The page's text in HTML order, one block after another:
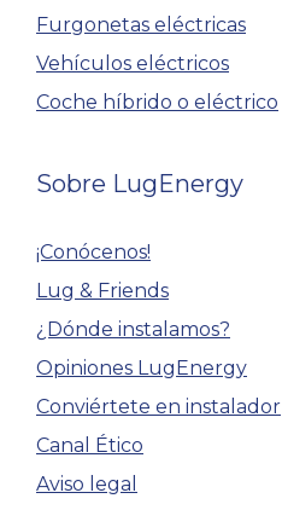
Furgonetas eléctricas
Vehículos eléctricos
Coche híbrido o eléctrico
Sobre LugEnergy
¡Conócenos!
Lug & Friends
¿Dónde instalamos?
Opiniones LugEnergy
Conviértete en instalador
Canal Ético
Aviso legal